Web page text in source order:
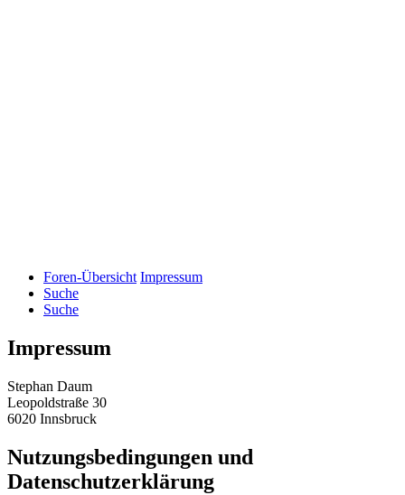
Foren-Übersicht Impressum
Suche
Suche
Impressum
Stephan Daum
Leopoldstraße 30
6020 Innsbruck
Nutzungsbedingungen und
Datenschutzerklärung